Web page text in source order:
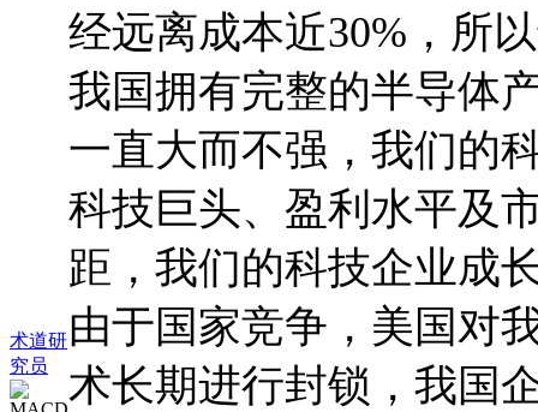
术道研
究员
经远离成本近30%，所
我国拥有完整的半导体
一直大而不强，我们的
科技巨头、盈利水平及
距，我们的科技企业成
由于国家竞争，美国对
术长期进行封锁，我国